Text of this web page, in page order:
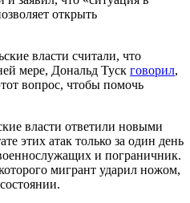
открыть
власти считали, что
мере, Дональд Туск говорил,
вопрос, чтобы помочь
власти ответили новыми
этих атак только за один день
и пограничник.
мигрант ударил ножом,